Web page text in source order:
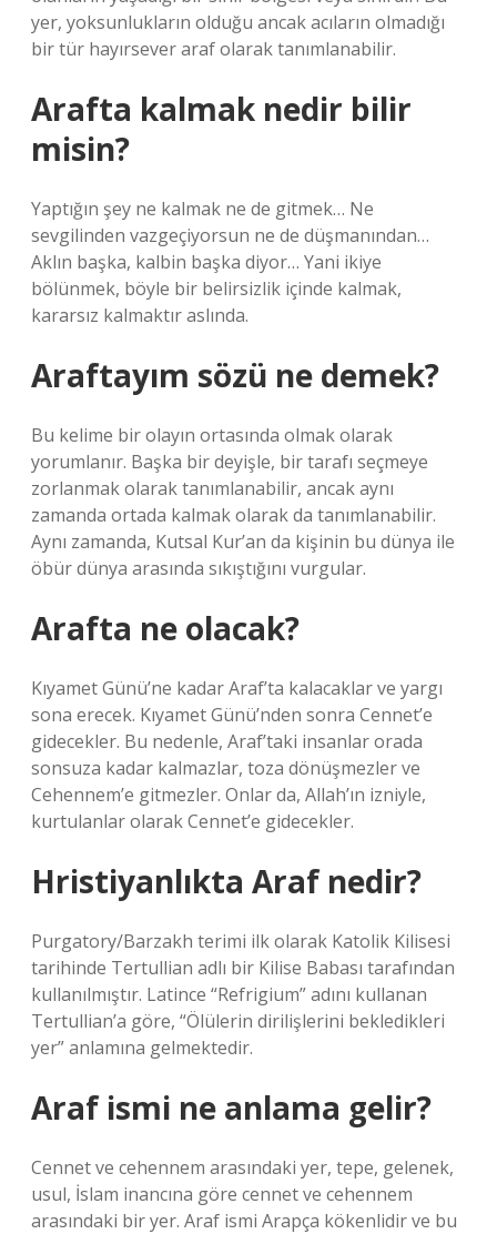
yer, yoksunlukların olduğu ancak acıların olmadığı
bir tür hayırsever araf olarak tanımlanabilir.
Arafta kalmak nedir bilir
misin?
Yaptığın şey ne kalmak ne de gitmek… Ne
sevgilinden vazgeçiyorsun ne de düşmanından…
Aklın başka, kalbin başka diyor… Yani ikiye
bölünmek, böyle bir belirsizlik içinde kalmak,
kararsız kalmaktır aslında.
Araftayım sözü ne demek?
Bu kelime bir olayın ortasında olmak olarak
yorumlanır. Başka bir deyişle, bir tarafı seçmeye
zorlanmak olarak tanımlanabilir, ancak aynı
zamanda ortada kalmak olarak da tanımlanabilir.
Aynı zamanda, Kutsal Kur’an da kişinin bu dünya ile
öbür dünya arasında sıkıştığını vurgular.
Arafta ne olacak?
Kıyamet Günü’ne kadar Araf’ta kalacaklar ve yargı
sona erecek. Kıyamet Günü’nden sonra Cennet’e
gidecekler. Bu nedenle, Araf’taki insanlar orada
sonsuza kadar kalmazlar, toza dönüşmezler ve
Cehennem’e gitmezler. Onlar da, Allah’ın izniyle,
kurtulanlar olarak Cennet’e gidecekler.
Hristiyanlıkta Araf nedir?
Purgatory/Barzakh terimi ilk olarak Katolik Kilisesi
tarihinde Tertullian adlı bir Kilise Babası tarafından
kullanılmıştır. Latince “Refrigium” adını kullanan
Tertullian’a göre, “Ölülerin dirilişlerini bekledikleri
yer” anlamına gelmektedir.
Araf ismi ne anlama gelir?
Cennet ve cehennem arasındaki yer, tepe, gelenek,
usul, İslam inancına göre cennet ve cehennem
arasındaki bir yer. Araf ismi Arapça kökenlidir ve bu